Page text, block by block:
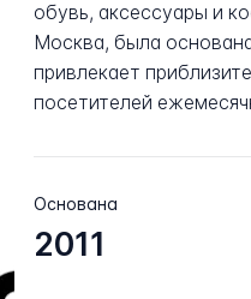
обувь, аксессуары и
Москва, была
привлекает
посетителей
Основана
2011